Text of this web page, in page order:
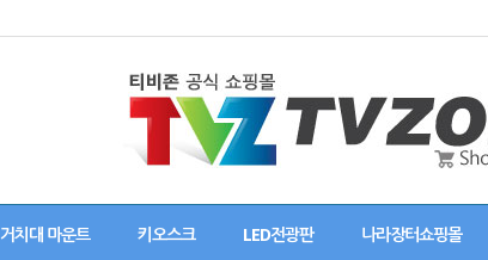
거치대 마운트 키오스크 LED전광판 나라장터쇼핑몰